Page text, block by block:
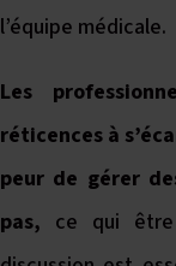
l’équipe médicale.
Les
réticences à
peur de gérer
pas, ce qui